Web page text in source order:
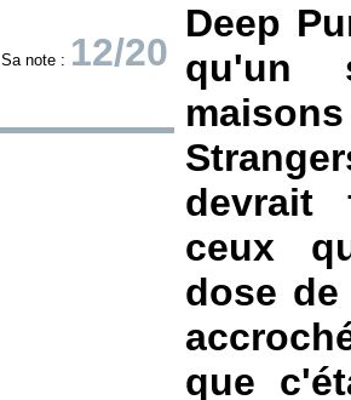
Sa note : 12/20
Deep
qu'un
devrait
ceux
dose
que